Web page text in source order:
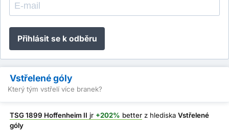
Přihlásit se k odběru
Vstřelené góly
Který tým vstřelí více branek?
TSG 1899 Hoffenheim II jr +202% better z hlediska Vstřelené
góly